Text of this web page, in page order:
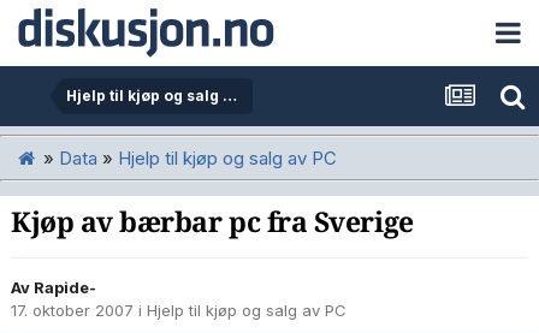
Hjelp til kjøp og salg av PC
» Data » Hjelp til kjøp og salg av PC
Kjøp av bærbar pc fra Sverige
Av Rapide-
17. oktober 2007 i Hjelp til kjøp og salg av PC